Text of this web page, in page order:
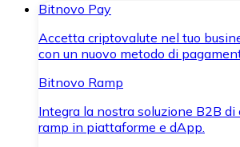
Bitnovo Pay
Accetta criptovalute nel tuo
con un nuovo metodo di
Bitnovo Ramp
Integra la nostra soluzione B2B
ramp in piattaforme e dApp.